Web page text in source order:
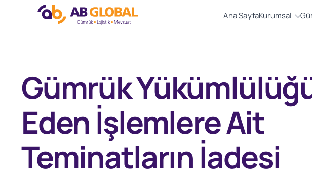
Ana SayfaKurumsal
Gümrük
Eden İşlemlere Ait
Teminatların İadesi